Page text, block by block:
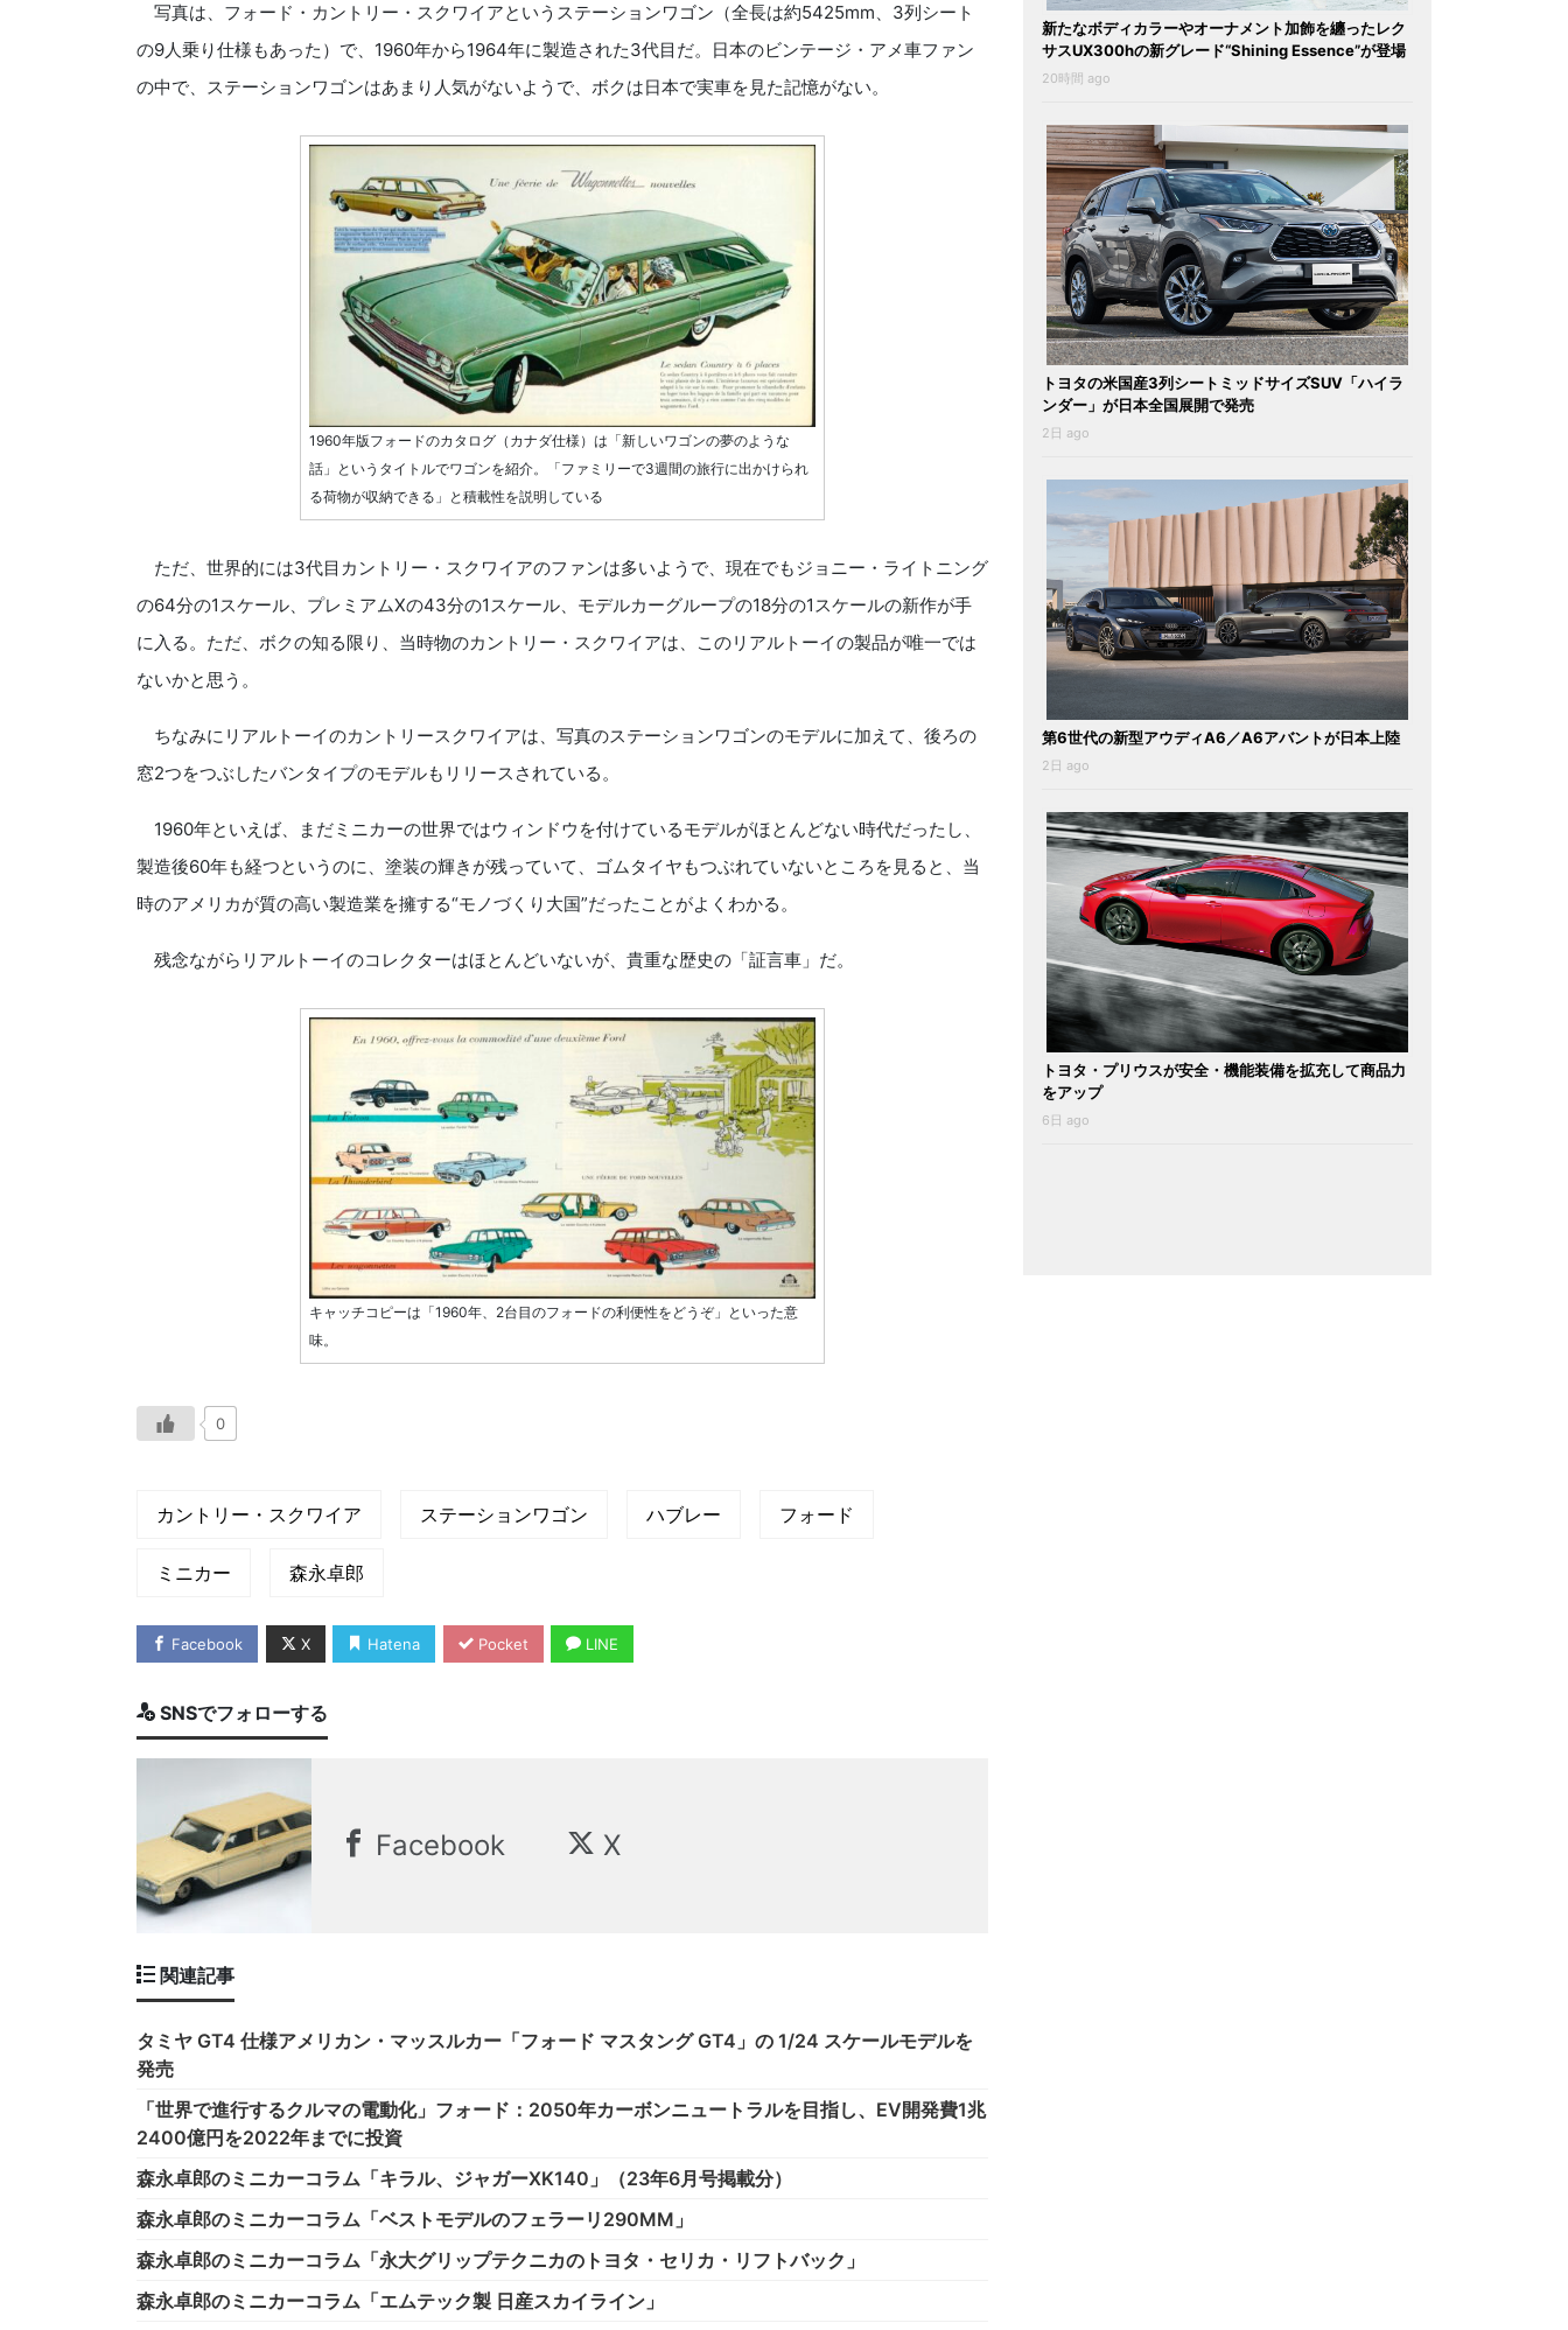
写真は、フォード・カントリー・スクワイアというステーションワゴン（全長は約5425mm、3列シート
の9人乗り仕様もあった）で、1960年から1964年に製造された3代目だ。日本のビンテージ・アメ車ファン
の中で、ステーションワゴンはあまり人気がないようで、ボクは日本で実車を見た記憶がない。
1960年版フォードのカタログ（カナダ仕様）は「新しいワゴンの夢のような
話」というタイトルでワゴンを紹介。「ファミリーで3週間の旅行に出かけられ
る荷物が収納できる」と積載性を説明している
ただ、世界的には3代目カントリー・スクワイアのファンは多いようで、現在でもジョニー・ライトニング
の64分の1スケール、プレミアムXの43分の1スケール、モデルカーグループの18分の1スケールの新作が手
に入る。ただ、ボクの知る限り、当時物のカントリー・スクワイアは、このリアルトーイの製品が唯一では
ないかと思う。
ちなみにリアルトーイのカントリースクワイアは、写真のステーションワゴンのモデルに加えて、後ろの
窓2つをつぶしたバンタイプのモデルもリリースされている。
1960年といえば、まだミニカーの世界ではウィンドウを付けているモデルがほとんどない時代だったし、
製造後60年も経つというのに、塗装の輝きが残っていて、ゴムタイヤもつぶれていないところを見ると、当
時のアメリカが質の高い製造業を擁する“モノづくり大国”だったことがよくわかる。
残念ながらリアルトーイのコレクターはほとんどいないが、貴重な歴史の「証言車」だ。
キャッチコピーは「1960年、2台目のフォードの利便性をどうぞ」といった意
味。
0
カントリー・スクワイア ステーションワゴン ハブレー フォード
ミニカー 森永卓郎
Facebook X Hatena Pocket LINE
SNSでフォローする
Facebook X
関連記事
タミヤ GT4 仕様アメリカン・マッスルカー「フォード マスタング GT4」の 1/24 スケールモデルを
発売
「世界で進行するクルマの電動化」フォード：2050年カーボンニュートラルを目指し、EV開発費1兆
2400億円を2022年までに投資
森永卓郎のミニカーコラム「キラル、ジャガーXK140」（23年6月号掲載分）
森永卓郎のミニカーコラム「ベストモデルのフェラーリ290MM」
森永卓郎のミニカーコラム「永大グリップテクニカのトヨタ・セリカ・リフトバック」
森永卓郎のミニカーコラム「エムテック製 日産スカイライン」
新たなボディカラーやオーナメント加飾を纏ったレク
サスUX300hの新グレード“Shining Essence”が登場
20時間 ago
トヨタの米国産3列シートミッドサイズSUV「ハイラ
ンダー」が日本全国展開で発売
2日 ago
第6世代の新型アウディA6／A6アバントが日本上陸
2日 ago
トヨタ・プリウスが安全・機能装備を拡充して商品力
をアップ
6日 ago